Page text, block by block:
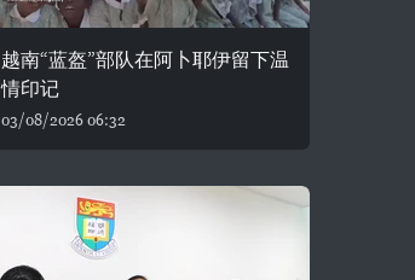
越南“蓝盔”部队在阿卜耶伊留下温
情印记
03/08/2026 06:32